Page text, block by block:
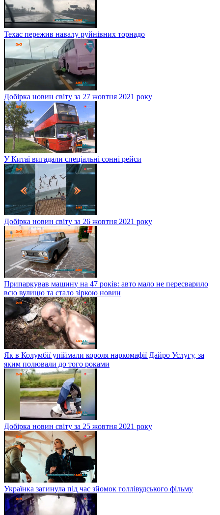
Техас пережив навалу руйнівних торнадо
Добірка новин світу за 27 жовтня 2021 року
У Китаї вигадали спеціальні сонні рейси
Добірка новин світу за 26 жовтня 2021 року
Припаркував машину на 47 років: авто мало не пересварило
всю вулицю та стало зіркою новин
Як в Колумбії упіймали короля наркомафії Дайро Услугу, за
яким полювали до того роками
Добірка новин світу за 25 жовтня 2021 року
Українка загинула під час зйомок голлівудського фільму